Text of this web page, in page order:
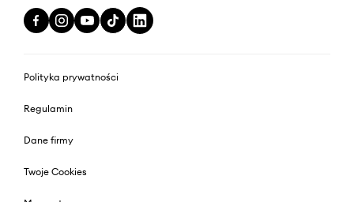
Polityka prywatności
Regulamin
Dane firmy
Twoje Cookies